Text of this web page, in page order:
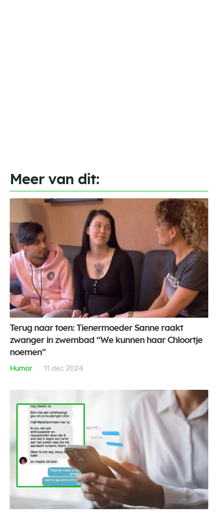
Meer van dit:
Terug naar toen: Tienermoeder Sanne raakt
zwanger in zwembad “We kunnen haar Chloortje
noemen”
Humor
11 dec 2024